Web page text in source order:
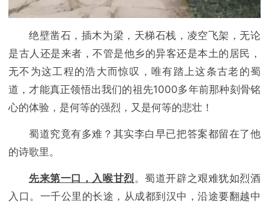
绝壁凿石，插木为梁，天梯石栈，凌空飞架，无论
是古人还是来者，不管是他乡的异客还是本土的居民，
无不为这工程的浩大而惊叹，唯有踏上这条古老的蜀
道，才能真正领悟出我们的祖先1000多年前那种刻骨铭
心的体验，是何等的强烈，又是何等的悲壮！
蜀道究竟有多难？其实李白早已把答案都留在了他
的诗歌里。
先来第一口，入喉甘烈。蜀道开辟之艰难犹如烈酒
入口。一千公里的长途，从成都到汉中，沿途要翻越中